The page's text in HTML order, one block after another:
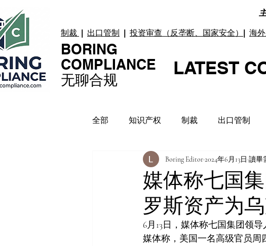
制裁 | 出口管制 | 投资审查（反垄断、国家安全） | 海
BORING
COMPLIANCE
无聊合规
LATEST
全部 知识产权 制裁 出口管制
贸易纠纷 上市合规 数据合规及
案例 Case 洞见分析
媒体称七国
罗斯资产为
Boring Editor2024年6月13日 讀畢
6月13日，媒体称七国集团领
媒体称，美国一名高级官员